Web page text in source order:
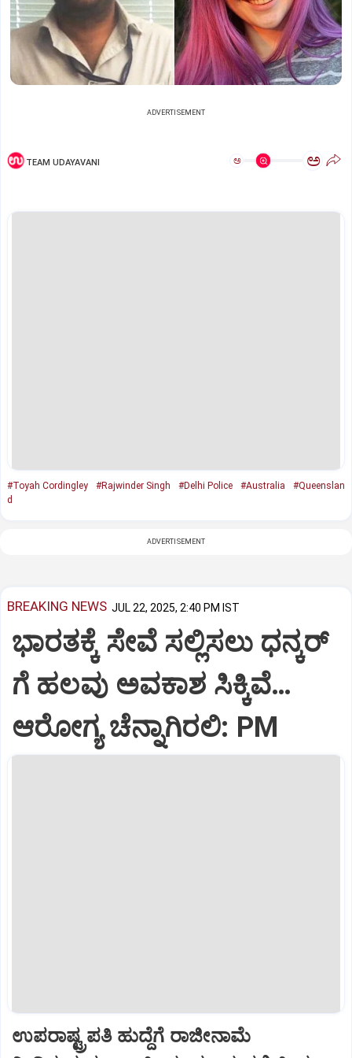
ADVERTISEMENT
TEAM UDAYAVANI ಅ ಅ
#Toyah Cordingley #Rajwinder Singh #Delhi Police #Australia
#Queenslan
d
ADVERTISEMENT
BREAKING NEWS JUL 22, 2025, 2:40 PM IST
ಭಾರತಕ್ಕೆ ಸೇವೆ ಸಲ್ಲಿಸಲು ಧನ್ಕರ್‌
ಗೆ ಹಲವು ಅವಕಾಶ ಸಿಕ್ಕಿವೆ…
ಆರೋಗ್ಯ ಚೆನ್ನಾಗಿರಲಿ: PM
ಉಪರಾಷ್ಟ್ರಪತಿ ಹುದ್ದೆಗೆ ರಾಜೀನಾಮೆ